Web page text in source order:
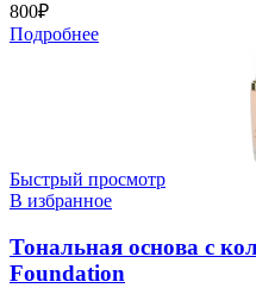
800₽
Подробнее
Быстрый просмотр
В избранное
Тональная основа с
Foundation